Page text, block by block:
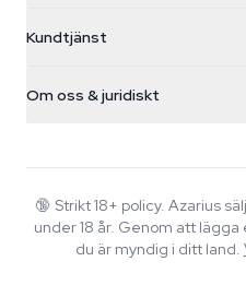
Nederland
+31(0)204897914
Magiska svampar
Smokeshop
Kundtjänst
Returpolicy
Vanliga frågor
Integritetspolicy
Om oss & juridiskt
Wiki
Blog
Musik
🔞 Strikt 18+ policy. Azarius
under 18 år. Genom att
du är myndig i ditt land.